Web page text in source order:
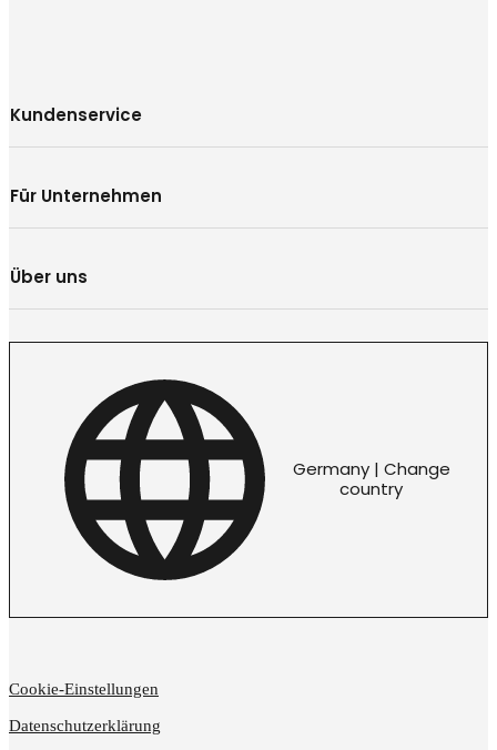
Kundenservice
Für Unternehmen
Über uns
Germany | Change
country
Cookie-Einstellungen
Datenschutzerklärung